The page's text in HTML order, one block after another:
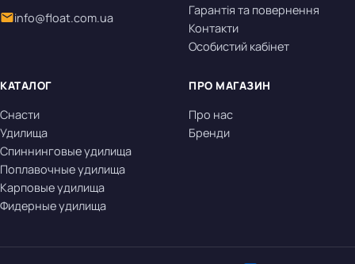
info@float.com.ua
Гарантія та повернення
Контакти
Особистий кабінет
КАТАЛОГ
Снасти
Удилища
Спиннинговые удилища
Поплавочные удилища
Карповые удилища
Фидерные удилища
ПРО МАГАЗИН
Про нас
Бренди